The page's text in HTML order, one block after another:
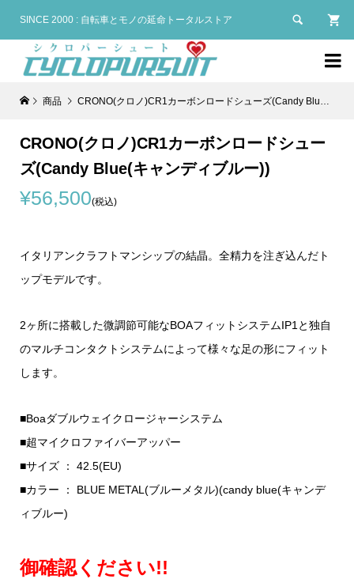
SINCE 2000 : 自転車とモノの延命トータルストア 

商品 CRONO(クロノ)CR1カーボンロードシューズ(Candy Blue(キャンディブルー))
CRONO(クロノ)CR1カーボンロードシュー
ズ(Candy Blue(キャンディブルー))
¥56,500(税込)
イタリアンクラフトマンシップの結晶。全精力を注ぎ込んだト
ップモデルです。
2ヶ所に搭載した微調節可能なBOAフィットシステムIP1と独自
のマルチコンタクトシステムによって様々な足の形にフィット
します。
■Boaダブルウェイクロージャーシステム
■超マイクロファイバーアッパー
■サイズ ： 42.5(EU)
■カラー ： BLUE METAL(ブルーメタル)(candy blue(キャンデ
ィブルー)
御確認ください!!